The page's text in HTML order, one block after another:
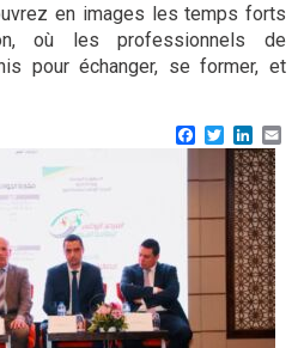
en images les temps forts
où les professionnels de
pour échanger, se former, et
Facebook
Twitter